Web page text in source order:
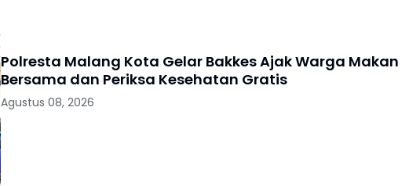
Polresta Malang Kota Gelar Bakkes Ajak Warga Makan
Bersama dan Periksa Kesehatan Gratis
Agustus 08, 2026